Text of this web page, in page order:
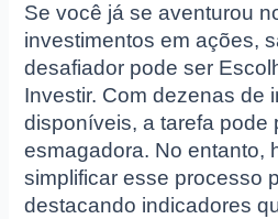
Se você já se aventurou
investimentos em ações,
desafiador pode ser
Investir. Com dezenas de
disponíveis, a tarefa pode
esmagadora. No entanto,
simplificar esse processo
destacando indicadores